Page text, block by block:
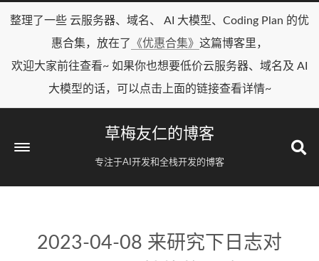
整理了一些 云服务器、域名、 AI 大模型、Coding Plan 的优
惠合集，放在了
《优惠合集》 这篇博客里，
欢迎大家前往查看~ 如果你也想要低价云服务器、域名及 AI
大模型的话，可以点击上面的链接查看详情~
草梅友仁的博客
专注于AI开发和全栈开发的博客
2023-04-08 来研究下日志对